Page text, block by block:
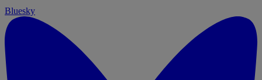
Bluesky